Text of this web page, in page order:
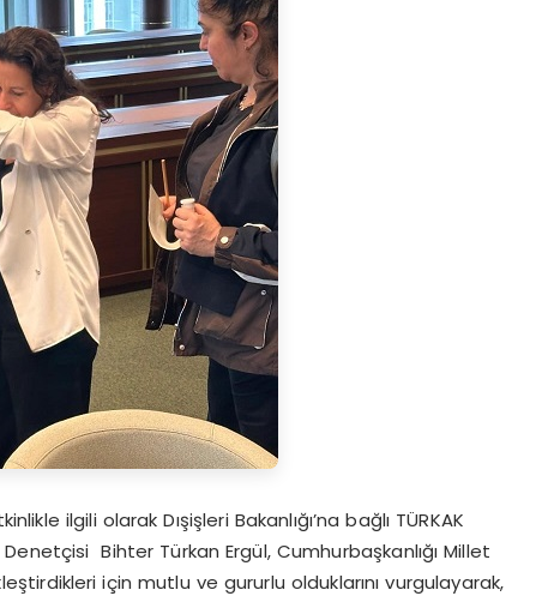
ilgili olarak Dışişleri Bakanlığı’na bağlı TÜRKAK
Bihter Türkan Ergül, Cumhurbaşkanlığı Millet
için mutlu ve gururlu olduklarını vurgulayarak,